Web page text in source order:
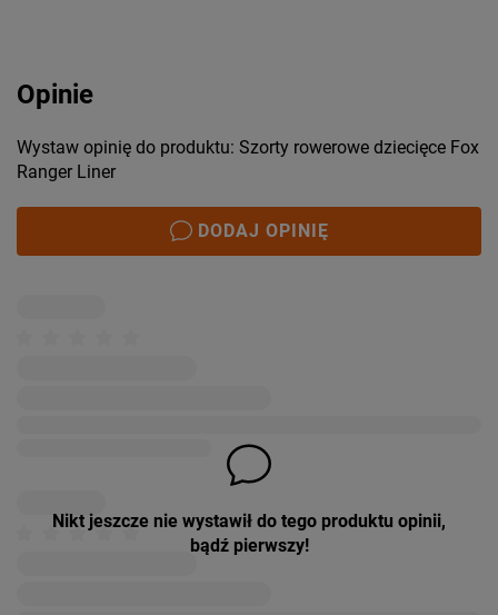
Opinie
Wystaw opinię do produktu: Szorty rowerowe dziecięce Fox
Ranger Liner
DODAJ OPINIĘ
Nikt jeszcze nie wystawił do tego produktu opinii,
bądź pierwszy!